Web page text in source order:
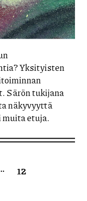
Yksityisten
Särön tukijana
näkyvyyttä
muita etuja.
12